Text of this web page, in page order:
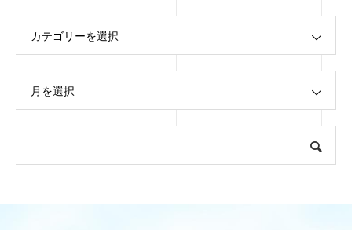
カテゴリーを選択
月を選択